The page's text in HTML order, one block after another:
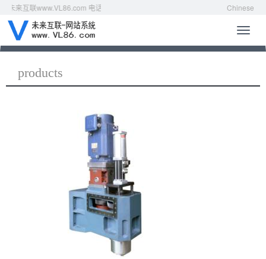
Chinese
未来互联www.VL86.com 电话：0755-88869586
导
航
菜
products